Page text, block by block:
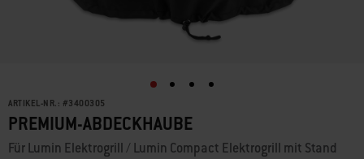
ARTIKEL-NR.: #3400305
PREMIUM-ABDECKHAUBE
Für Lumin Elektrogrill / Lumin Compact Elektrogrill mit Stand